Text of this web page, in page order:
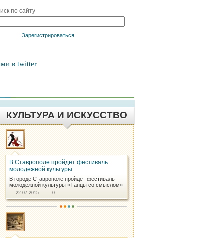
по сайту
Зарегистрироваться
в twitter
КУЛЬТУРА И ИСКУССТВО
В Ставрополе пройдет фестиваль
молодежной культуры
В городе Ставрополе пройдет фестиваль
молодежной культуры «Танцы со смыслом»
22.07.2015 0